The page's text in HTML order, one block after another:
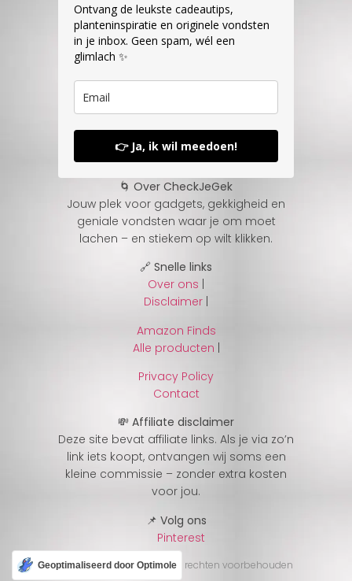
Ontvang de leukste cadeautips,
planteninspiratie en originele vondsten
in je inbox. Geen spam, wél een
glimlach ✨
👉 Ja, ik wil meedoen!
🌀 Over CheckJeGek
Jouw plek voor gadgets, gekkigheid en
geniale vondsten waar je om moet
lachen – en stiekem op wilt klikken.
🔗 Snelle links
Over ons
Disclaimer
Amazon Finds
Alle producten |
Privacy Policy
Contact
💸 Affiliate disclaimer
Deze site bevat affiliate links. Als je via zo’n
link iets koopt, ontvangen wij soms een
kleine commissie – zonder extra kosten
voor jou.
📌 Volg ons
Pinterest
© 2025 CheckJeGek – Alle rechten voorbehouden
Geoptimaliseerd door Optimole